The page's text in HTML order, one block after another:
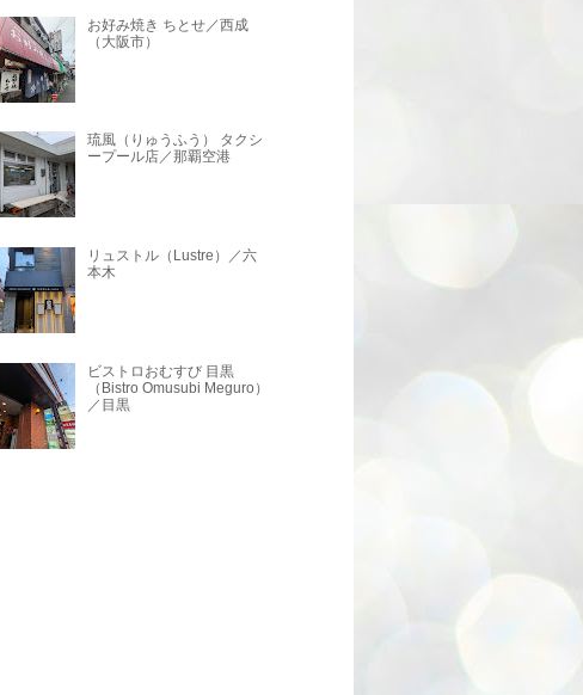
お好み焼き ちとせ／西成
（大阪市）
琉風（りゅうふう） タクシ
ープール店／那覇空港
リュストル（Lustre）／六
本木
ビストロおむすび 目黒
（Bistro Omusubi Meguro）
／目黒